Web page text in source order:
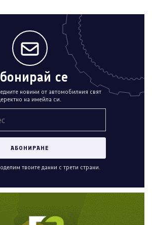
се
новини от автомобилния свят
на имейла си.
твоите данни с трети страни.